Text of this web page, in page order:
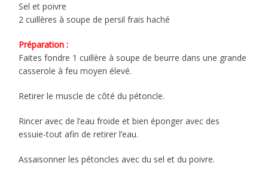
Sel et poivre
2 cuillères à soupe de persil frais haché
Préparation :
Faites fondre 1 cuillère à soupe de beurre dans une grande
casserole à feu moyen élevé.
Retirer le muscle de côté du pétoncle.
Rincer avec de l’eau froide et bien éponger avec des
essuie-tout afin de retirer l’eau.
Assaisonner les pétoncles avec du sel et du poivre.